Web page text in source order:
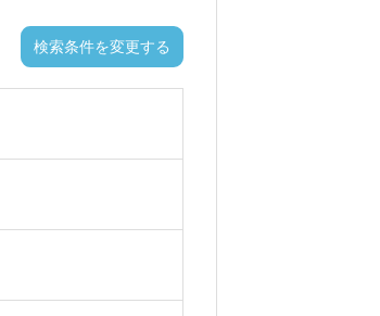
検索条件を変更する